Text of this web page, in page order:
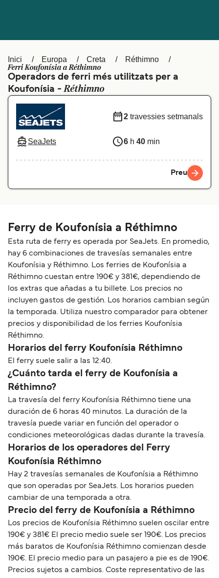
Ελλάδα Belgique (FR)
Polska Deutschland
Schweiz (DE) Norge
المغرب Maroc (FR)
Inici Europa Creta Réthimno
Ferri Koufonísia a Réthimno
Operadors de ferri més utilitzats per a
Koufonísia -Réthimno
SeaJets
2 travessies setmanals
6 h 40 min
Preu
Ferry de Koufonísia a Réthimno
Esta ruta de ferry es operada por SeaJets. En promedio,
hay 6 combinaciones de travesías semanales entre
Koufonísia y Réthimno. Los ferries de Koufonísia a
Réthimno cuestan entre 190€ y 381€, dependiendo de
los extras que añadas a tu billete. Los precios no
incluyen gastos de gestión. Los horarios cambian según
la temporada. Utiliza nuestro comparador para obtener
precios y disponibilidad de los ferries Koufonísia
Réthimno.
Horarios del ferry Koufonísia Réthimno
El ferry suele salir a las 12:40.
¿Cuánto tarda el ferry de Koufonísia a
Réthimno?
La travesía del ferry Koufonísia Réthimno tiene una
duración de 6 horas 40 minutos. La duración de la
travesía puede variar en función del operador o
condiciones meteorológicas dadas durante la travesía.
Horarios de los operadores del Ferry
Koufonísia Réthimno
Hay 2 travesías semanales de Koufonísia a Réthimno
que son operadas por SeaJets. Los horarios pueden
cambiar de una temporada a otra.
Precio del ferry de Koufonísia a Réthimno
Los precios de Koufonísia Réthimno suelen oscilar entre
190€ y 381€ El precio medio suele ser 190€. Los precios
más baratos de Koufonísia Réthimno comienzan desde
190€. El precio medio para un pasajero a pie es de 190€.
Precios sujetos a cambios. Coste representativo de las